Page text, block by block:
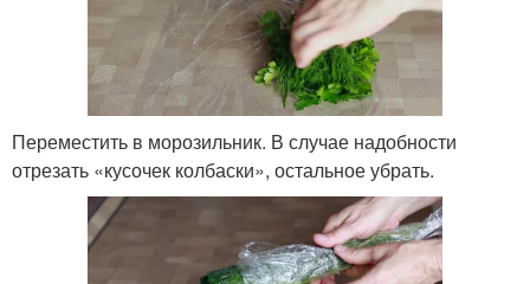
Переместить в морозильник. В случае надобности
отрезать «кусочек колбаски», остальное убрать.